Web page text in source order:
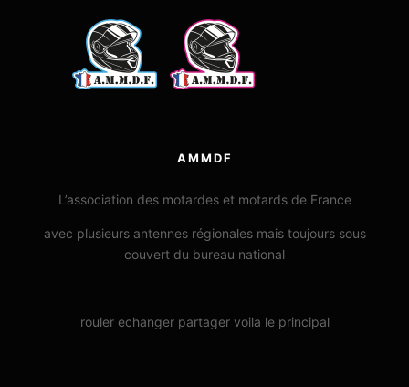
AMMDF
L’association des motardes et motards de France
avec plusieurs antennes régionales mais toujours sous
couvert du bureau national
rouler echanger partager voila le principal